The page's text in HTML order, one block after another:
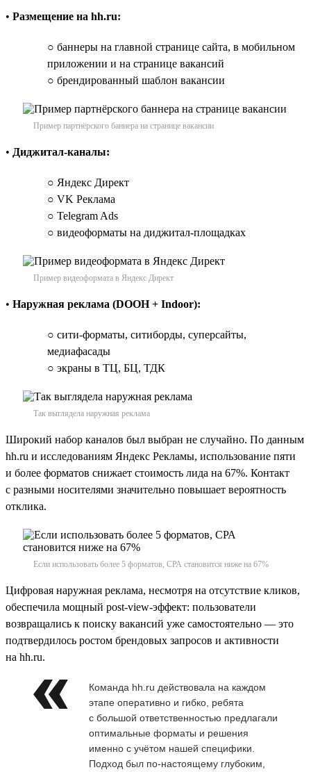
• Размещение на hh.ru:
○ баннеры на главной странице сайта, в мобильном
приложении и на странице вакансий
○ брендированный шаблон вакансии
Пример партнёрского баннера на странице вакансии
• Диджитал-каналы:
○ Яндекс Директ
○ VK Реклама
○ Telegram Ads
○ видеоформаты на диджитал-площадках
Пример видеоформата в Яндекс Директ
• Наружная реклама (DOOH + Indoor):
○ сити-форматы, ситиборды, суперсайты,
медиафасады
○ экраны в ТЦ, БЦ, ТДК
Так выглядела наружная реклама
Широкий набор каналов был выбран не случайно. По данным
hh.ru и исследованиям Яндекс Рекламы, использование пяти
и более форматов снижает стоимость лида на 67%. Контакт
с разными носителями значительно повышает вероятность
отклика.
Если использовать более 5 форматов, СРА становится ниже на 67%
Цифровая наружная реклама, несмотря на отсутствие кликов,
обеспечила мощный post-view-эффект: пользователи
возвращались к поиску вакансий уже самостоятельно — это
подтвердилось ростом брендовых запросов и активности
на hh.ru.
Команда hh.ru действовала на каждом
этапе оперативно и гибко, ребята
с большой ответственностью предлагали
оптимальные форматы и решения
именно с учётом нашей специфики.
Подход был по-настоящему глубоким,